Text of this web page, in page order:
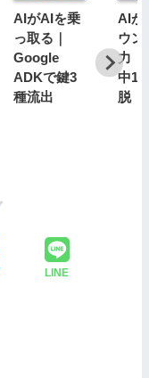
AIがAIを乗
っ取る｜
Google
ADKで鍵3
種流出
AIが
ウン
力｜
中19
脱
LINE